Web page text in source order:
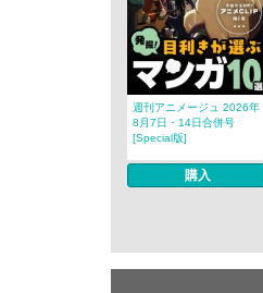
週刊アニメージュ 2026年
8月7日・14日合併号
[Special版]
購入